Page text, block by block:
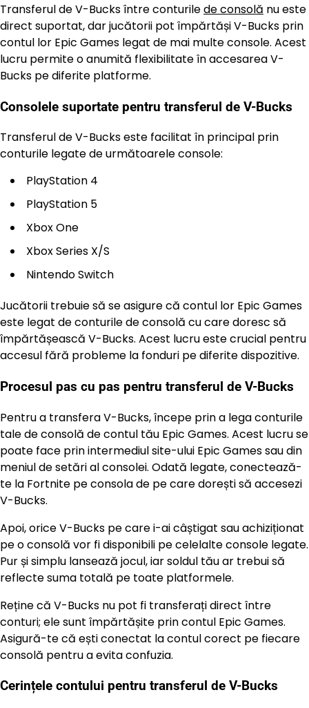
Transferul de V-Bucks între conturilede consolă nu este
direct suportat, dar jucătorii pot împărtăși V-Bucks prin
contul lor Epic Games legat de mai multe console. Acest
lucru permite o anumită flexibilitate în accesarea V-
Bucks pe diferite platforme.
Consolele suportate pentru transferul de V-Bucks
Transferul de V-Bucks este facilitat în principal prin
conturile legate de următoarele console:
PlayStation 4
PlayStation 5
Xbox One
Xbox Series X/S
Nintendo Switch
Jucătorii trebuie să se asigure că contul lor Epic Games
este legat de conturile de consolă cu care doresc să
împărtășească V-Bucks. Acest lucru este crucial pentru
accesul fără probleme la fonduri pe diferite dispozitive.
Procesul pas cu pas pentru transferul de V-Bucks
Pentru a transfera V-Bucks, începe prin a lega conturile
tale de consolă de contul tău Epic Games. Acest lucru se
poate face prin intermediul site-ului Epic Games sau din
meniul de setări al consolei. Odată legate, conectează-
te la Fortnite pe consola de pe care dorești să accesezi
V-Bucks.
Apoi, orice V-Bucks pe care i-ai câștigat sau achiziționat
pe o consolă vor fi disponibili pe celelalte console legate.
Pur și simplu lansează jocul, iar soldul tău ar trebui să
reflecte suma totală pe toate platformele.
Reține că V-Bucks nu pot fi transferați direct între
conturi; ele sunt împărtășite prin contul Epic Games.
Asigură-te că ești conectat la contul corect pe fiecare
consolă pentru a evita confuzia.
Cerințele contului pentru transferul de V-Bucks